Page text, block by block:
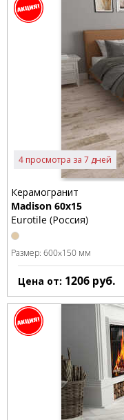
4 просмотра за 7 дней
Керамогранит
Madison 60x15
Eurotile (Россия)
Размер: 600x150 мм
Цена от: 1206 руб.